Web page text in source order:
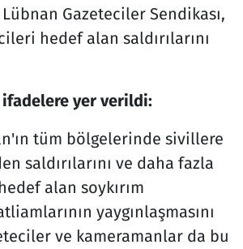
Gazeteciler Sendikası,
hedef alan saldırılarını
ifadelere yer verildi:
tüm bölgelerinde sivillere
saldırılarını ve daha fazla
alan soykırım
yaygınlaşmasını
ve kameramanlar da bu